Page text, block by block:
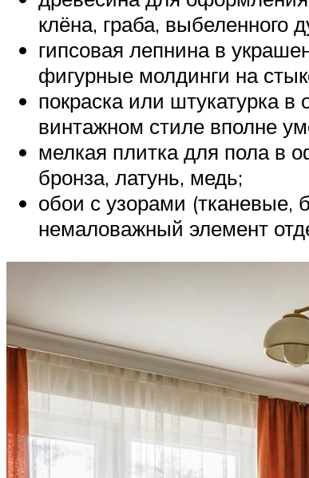
клёна, граба,
гипсовая лепнина в
фигурные молдинги на
покраска или штукатурка в
винтажном стиле вполне
мелкая плитка для пола в
бронза, латунь, медь;
обои с узорами
немаловажный элемент